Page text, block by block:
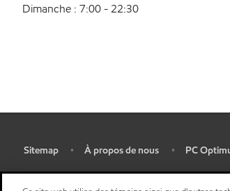
Dimanche : 7:00 - 22:30
Sitemap • À propos de nous • PC
• Plan d’ accessibilité pluriannuel